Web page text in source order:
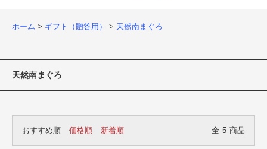
ホーム > ギフト（贈答用） > 天然南まぐろ
天然南まぐろ
おすすめ順 価格順 新着順 全 5 商品